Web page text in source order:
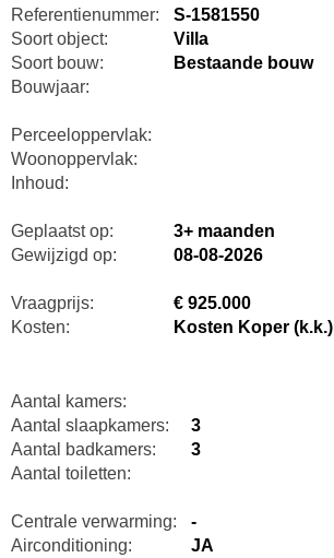
Referentienummer:
S-1581550
Soort object:
Villa
Soort bouw:
Bestaande bouw
Bouwjaar:
Perceeloppervlak:
Woonoppervlak:
Inhoud:
Geplaatst op:
3+ maanden
Gewijzigd op:
08-08-2026
Vraagprijs:
€ 925.000
Kosten:
Kosten Koper (k.k.)
Aantal kamers:
Aantal slaapkamers:
3
Aantal badkamers:
3
Aantal toiletten:
Centrale verwarming:
-
Airconditioning:
JA